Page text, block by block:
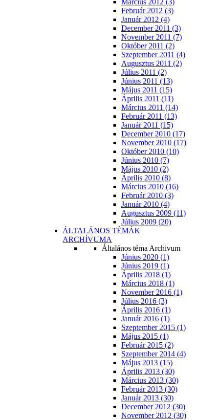
Március 2012 (3)
Február 2012 (3)
Január 2012 (4)
December 2011 (3)
November 2011 (7)
Október 2011 (2)
Szeptember 2011 (4)
Augusztus 2011 (2)
Július 2011 (2)
Június 2011 (13)
Május 2011 (15)
Április 2011 (11)
Március 2011 (14)
Február 2011 (13)
Január 2011 (15)
December 2010 (17)
November 2010 (17)
Október 2010 (10)
Június 2010 (7)
Május 2010 (2)
Április 2010 (8)
Március 2010 (16)
Február 2010 (3)
Január 2010 (4)
Augusztus 2009 (11)
Július 2009 (20)
ÁLTALÁNOS TÉMÁK
ARCHÍVUMA
Általános téma Archivum
Június 2020 (1)
Június 2019 (1)
Április 2018 (1)
Március 2018 (1)
November 2016 (1)
Július 2016 (3)
Április 2016 (1)
Január 2016 (1)
Szeptember 2015 (1)
Május 2015 (1)
Február 2015 (2)
Szeptember 2014 (4)
Május 2013 (15)
Április 2013 (30)
Március 2013 (30)
Február 2013 (30)
Január 2013 (30)
December 2012 (30)
November 2012 (30)